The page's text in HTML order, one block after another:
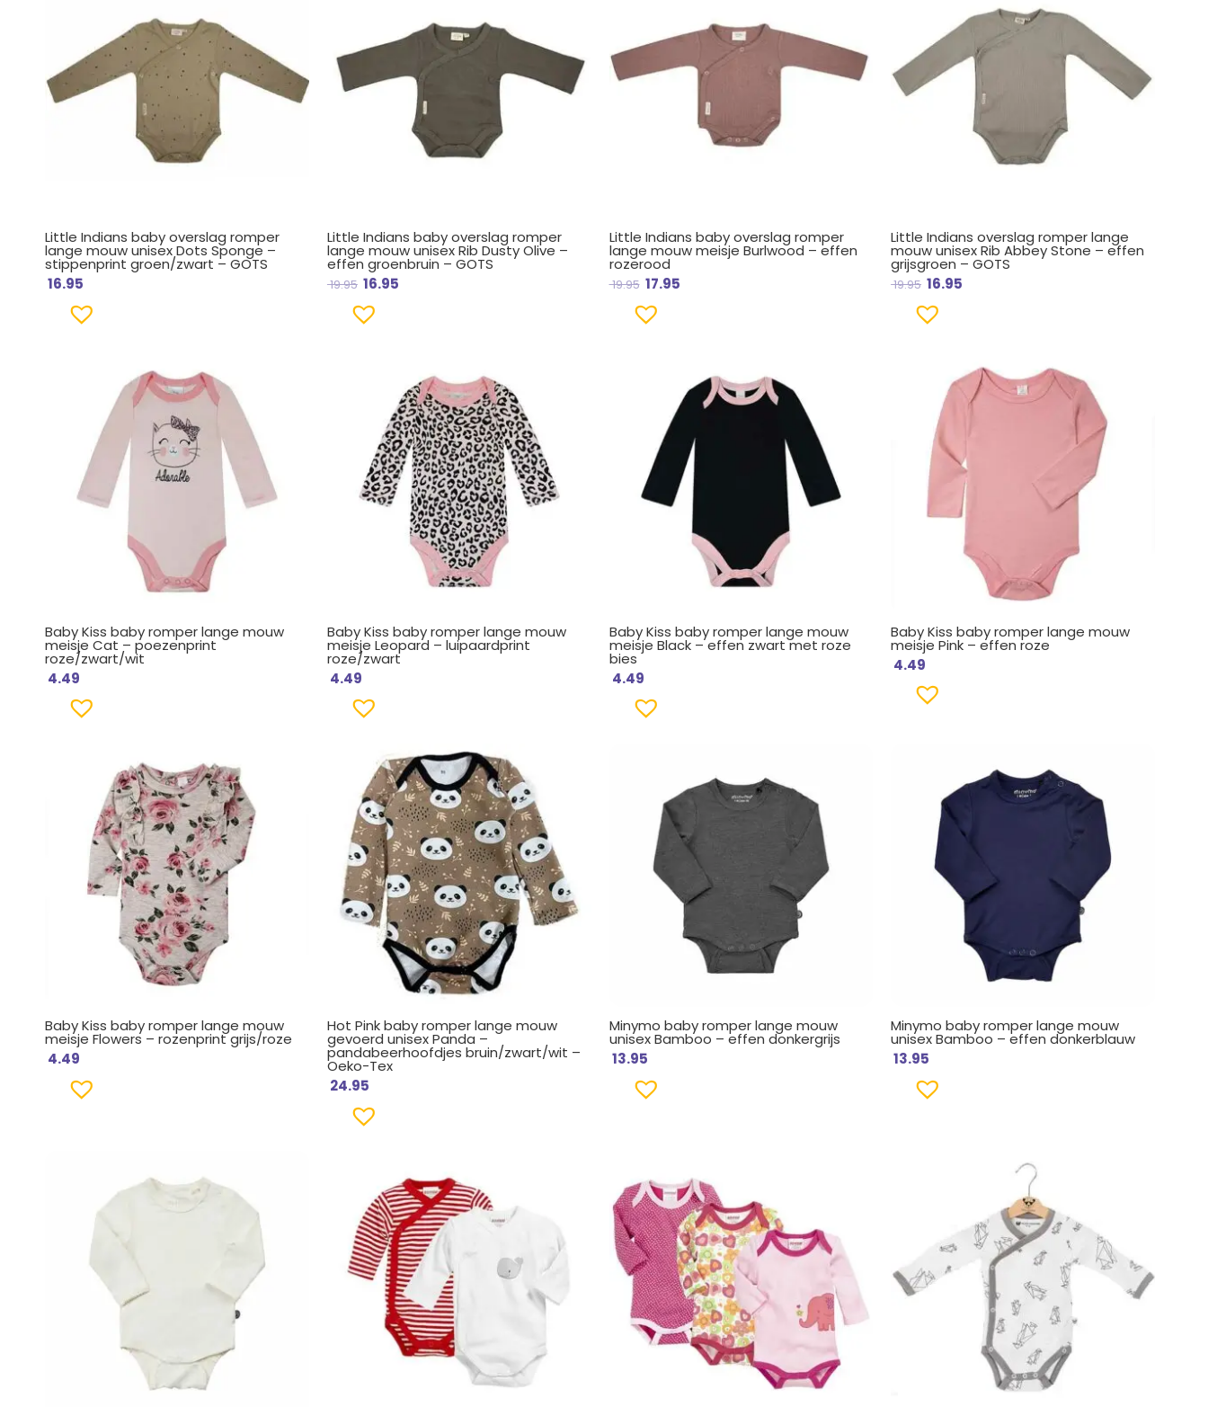
Little Indians baby overslag romper
lange mouw unisex Dots Sponge –
stippenprint groen/zwart – GOTS
16.95
Little Indians baby overslag romper
lange mouw unisex Rib Dusty Olive –
effen groenbruin – GOTS
19.95 16.95
Little Indians baby overslag romper
lange mouw meisje Burlwood – effen
rozerood
19.95 17.95
Little Indians overslag romper lange
mouw unisex Rib Abbey Stone – effen
grijsgroen – GOTS
19.95
€ 19.95.
16.95
€ 16.95.
Baby Kiss baby romper lange mouw
meisje Cat – poezenprint
roze/zwart/wit
4.49
Baby Kiss baby romper lange mouw
meisje Leopard – luipaardprint
roze/zwart
4.49
Baby Kiss baby romper lange mouw
meisje Black – effen zwart met roze
bies
4.49
Baby Kiss baby romper lange mouw
meisje Pink – effen roze
4.49
Baby Kiss baby romper lange mouw
meisje Flowers – rozenprint grijs/roze
4.49
Hot Pink baby romper lange mouw
gevoerd unisex Panda –
pandabeerhoofdjes bruin/zwart/wit –
Oeko-Tex
24.95
Minymo baby romper lange mouw
unisex Bamboo – effen donkergrijs
13.95
Minymo baby romper lange mouw
unisex Bamboo – effen donkerblauw
13.95